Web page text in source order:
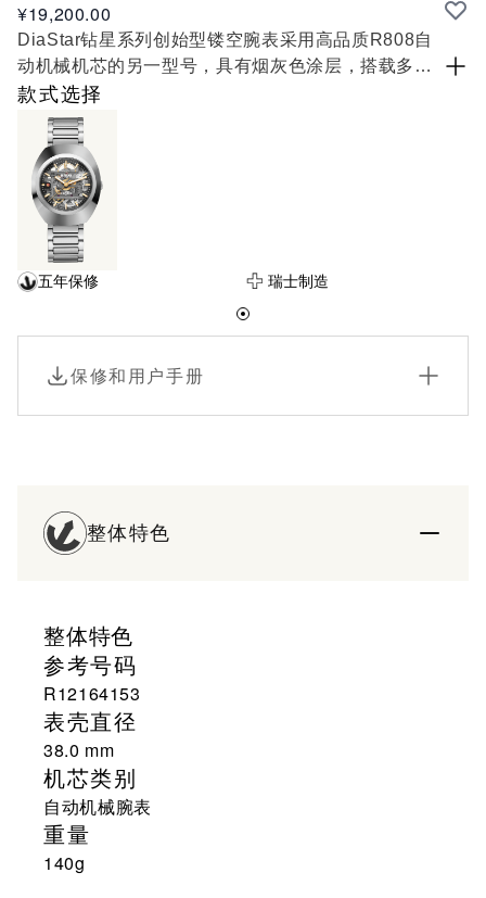
DiaStar钻星系列创始型镂空腕表采用高品质R808自
动机械机芯的另一型号，具有烟灰色涂层，搭载多种
元素，营造出对比鲜明的视觉效果。透过正面和背面
的蓝宝石玻璃，将自动机械机芯优雅转动的精美细节
展现得一览无遗，提供80小时动力储存。机芯所搭载
的防磁Nivachron™游丝已通过五个方位精准度测
试，确保腕表走时精准且可靠。开放式的结构、令人
难忘的R808型镂空机芯，为全新DiaStar钻星系列创
始型赋予了更轻盈、更灵动的风格，同时通过抛光黄
金色Ceramos™金属陶瓷表圈形成了完美的视觉反
LumiNova®夜光涂层，进一步衬托出腕表的深色调，
¥19,200.00
款式选择
五年保修 瑞士制造
保修和用户手册
整体特色
整体特色
参考号码
R12164153
表壳直径
38.0 mm
机芯类别
自动机械腕表
重量
140g